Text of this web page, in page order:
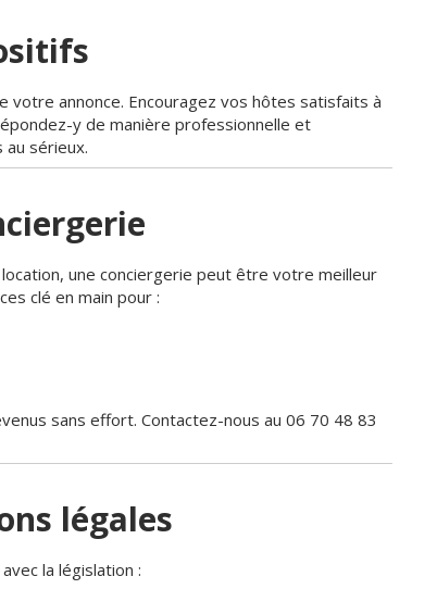
votre annonce. Encouragez vos hôtes satisfaits à
y de manière professionnelle et
sérieux.
une conciergerie peut être votre meilleur
clé en main pour :
sans effort. Contactez-nous au 06 70 48 83
légales
la législation :